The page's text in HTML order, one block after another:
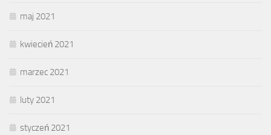
maj 2021
kwiecień 2021
marzec 2021
luty 2021
styczeń 2021